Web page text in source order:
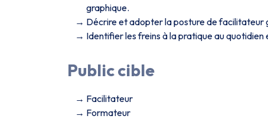
graphique.
Décrire et adopter la posture de facilitateur
Identifier les freins à la pratique au
Public cible
Facilitateur
Formateur